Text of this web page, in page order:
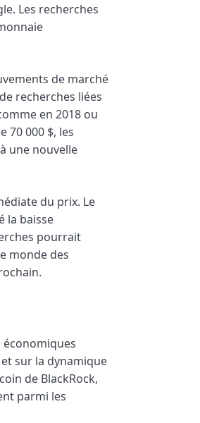
Les recherches
de marché
recherches liées
en 2018 ou
70 000 $, les
une nouvelle
du prix. Le
la baisse
pourrait
monde des
économiques
sur la dynamique
de BlackRock,
parmi les